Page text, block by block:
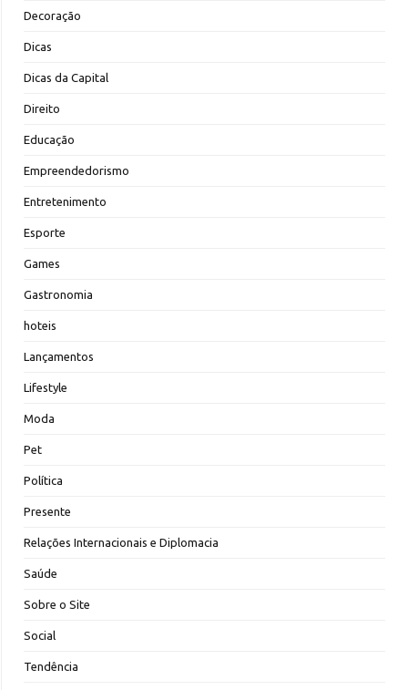
Decoração
Dicas
Dicas da Capital
Direito
Educação
Empreendedorismo
Entretenimento
Esporte
Games
Gastronomia
hoteis
Lançamentos
Lifestyle
Moda
Pet
Política
Presente
Relações Internacionais e Diplomacia
Saúde
Sobre o Site
Social
Tendência